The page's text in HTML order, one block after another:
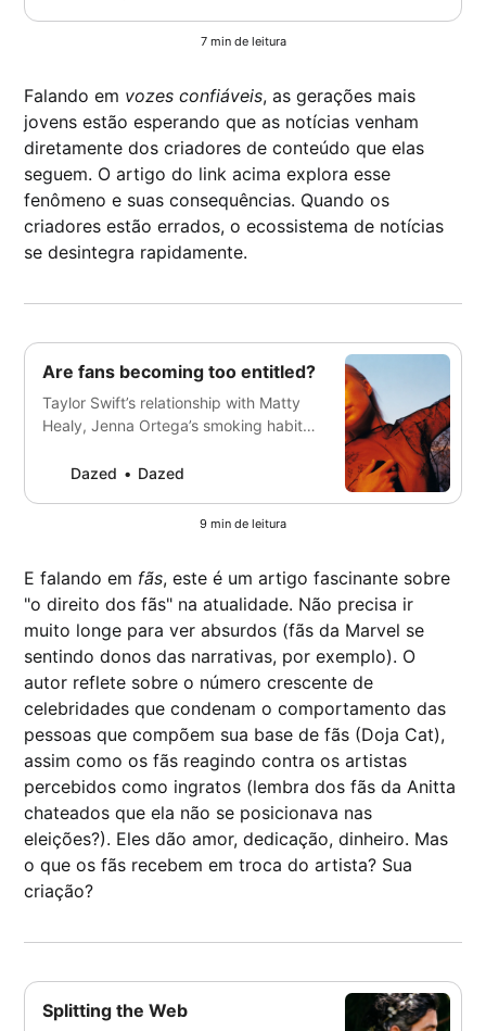
7 min de leitura
Falando em vozes confiáveis, as gerações mais
jovens estão esperando que as notícias venham
diretamente dos criadores de conteúdo que elas
seguem. O artigo do link acima explora esse
fenômeno e suas consequências. Quando os
criadores estão errados, o ecossistema de notícias
se desintegra rapidamente.
Are fans becoming too entitled?
Taylor Swift’s relationship with Matty
Healy, Jenna Ortega’s smoking habit,
today’s fans have an opinion on
Dazed Dazed
9 min de leitura
E falando em fãs, este é um artigo fascinante sobre
"o direito dos fãs" na atualidade. Não precisa ir
muito longe para ver absurdos (fãs da Marvel se
sentindo donos das narrativas, por exemplo). O
autor reflete sobre o número crescente de
celebridades que condenam o comportamento das
pessoas que compõem sua base de fãs (Doja Cat),
assim como os fãs reagindo contra os artistas
percebidos como ingratos (lembra dos fãs da Anitta
chateados que ela não se posicionava nas
eleições?). Eles dão amor, dedicação, dinheiro. Mas
o que os fãs recebem em troca do artista? Sua
criação?
Splitting the Web